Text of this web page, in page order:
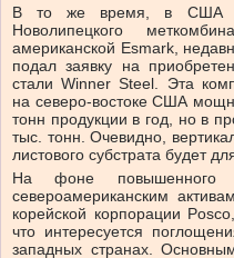
В то же время, в США
Новолипецкого
американской Esmark,
подал заявку на
стали Winner Steel. Эта
на северо-востоке США
тонн продукции в год, но в
тыс. тонн. Очевидно,
листового субстрата будет
На фоне повышенного
североамериканским
корейской корпорации
что интересуется
западных странах.